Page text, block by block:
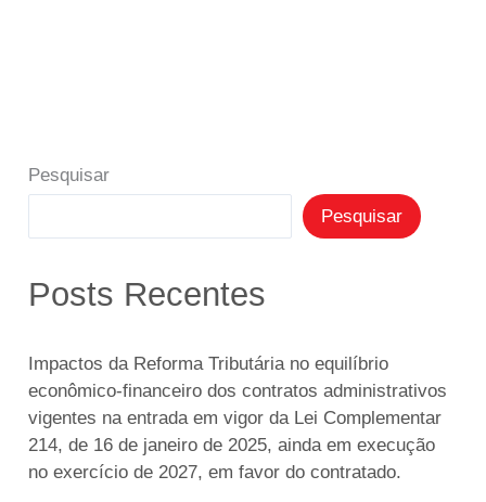
Pesquisar
Pesquisar
Posts Recentes
Impactos da Reforma Tributária no equilíbrio
econômico-financeiro dos contratos administrativos
vigentes na entrada em vigor da Lei Complementar
214, de 16 de janeiro de 2025, ainda em execução
no exercício de 2027, em favor do contratado.